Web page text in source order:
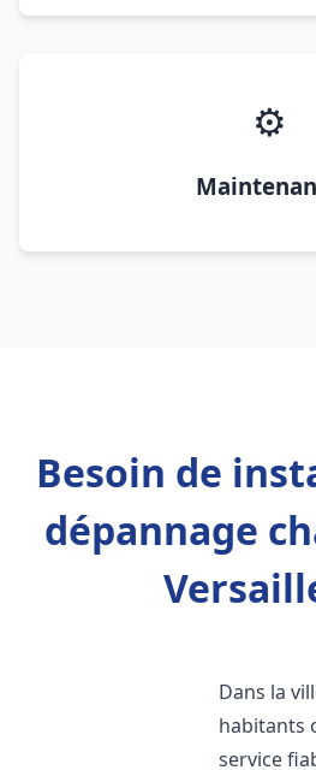
⚙️
Besoin de
dépannage
Dans la
habitants
service